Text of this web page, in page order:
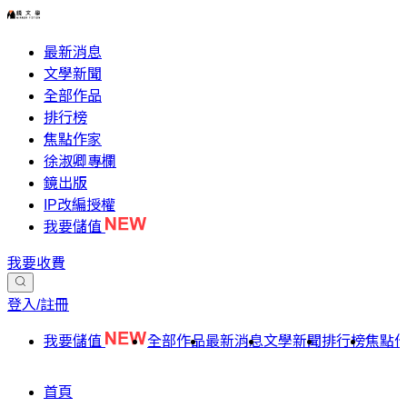
最新消息
文學新聞
全部作品
排行榜
焦點作家
徐淑卿專欄
鏡出版
IP改編授權
我要儲值
我要收費
登入/註冊
我要儲值 全部作品最新消息文學新聞排行榜焦點
首頁